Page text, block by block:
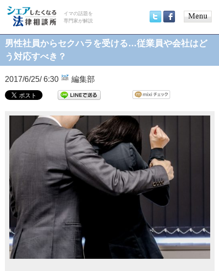
イマの話題を
専門家が解説
menu
男性社員からセクハラを受ける…従業員や会社はど
う対応すべき？
2017/6/25/ 6:30 編集部